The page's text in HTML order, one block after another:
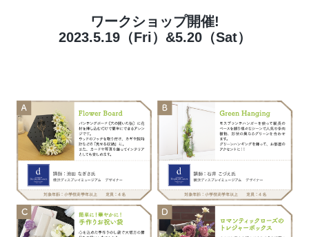
OFFICIAL SNS
ワークショップ開催!
2023.5.19（Fri）&5.20（Sat）